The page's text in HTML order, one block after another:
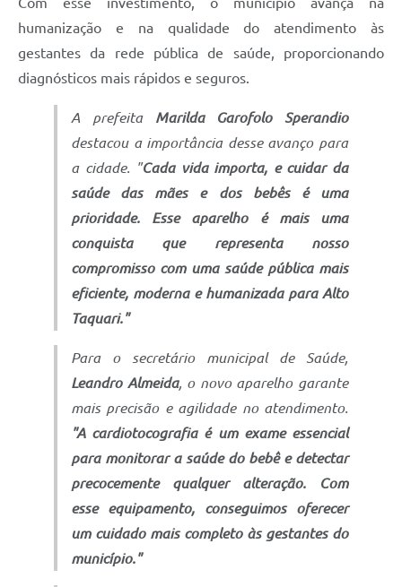
humanização e na qualidade do atendimento às
gestantes da rede pública de saúde, proporcionando
diagnósticos mais rápidos e seguros.
A prefeita Marilda Garofolo Sperandio
destacou a importância desse avanço para
a cidade. "Cada vida importa, e cuidar da
saúde das mães e dos bebês é uma
prioridade. Esse aparelho é mais uma
conquista que representa nosso
compromisso com uma saúde pública mais
eficiente, moderna e humanizada para Alto
Taquari."
Para o secretário municipal de Saúde,
Leandro Almeida, o novo aparelho garante
mais precisão e agilidade no atendimento.
"A cardiotocografia é um exame essencial
para monitorar a saúde do bebê e detectar
precocemente qualquer alteração. Com
esse equipamento, conseguimos oferecer
um cuidado mais completo às gestantes do
município."